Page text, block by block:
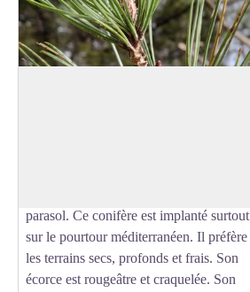
parasol. Ce conifère est implanté surtout
sur le pourtour méditerranéen. Il préfère
les terrains secs, profonds et frais. Son
écorce est rougeâtre et craquelée. Son